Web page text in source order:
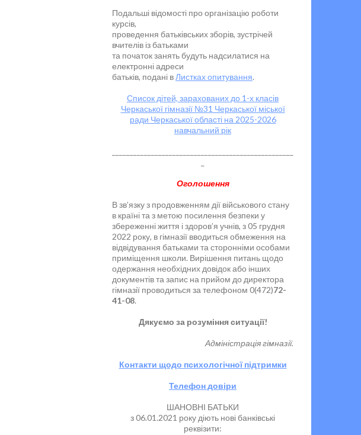
Подальші відомості про організацію роботи
курсів,
проведення батьківських зборів, зустрічей
вчителів із батьками
та початок занять будуть надсилатися на
електронні адреси
батьків, подані в Листках опитування.
Список дітей, зарахованих до 1-х класів
Черкаської гімназії №31 Черкаської міської
ради Черкаської області на 2025-2026
навчальний рік
Оголошення
В зв’язку з продовженням дії військового стану
в країні та з метою посилення безпеки у
збереженні життя і здоров’я учнів, з 05 грудня
2022 року, в гімназії вводиться обмеження на
відвідування батьками та сторонніми особами
приміщення школи. Вирішення питань щодо
одержання необхідних довідок або інших
документів та запис на прийом до директора
гімназії проводиться за телефоном 0(472)72-
41-08.
Дякуємо за розуміння ситуації!
Адміністрація гімназії.
Контакти щодо психологічної підтримки
Телефон довіри
ШАНОВНІ БАТЬКИ
з 06.01.2021 року діють нові банківські
реквізити: